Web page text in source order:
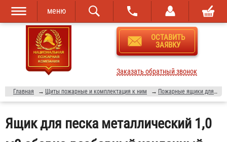
Перейти к
основному
содержанию
Skip to
navigation
меню
ОСТАВИТЬ
ЗАЯВКУ
Заказать обратный звонок
Главная → Щиты пожарные и комплектация к ним → Пожарные ящики для песка
Ящик для песка металлический 1,0